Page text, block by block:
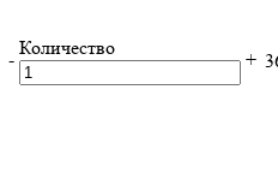
-
Количество
+